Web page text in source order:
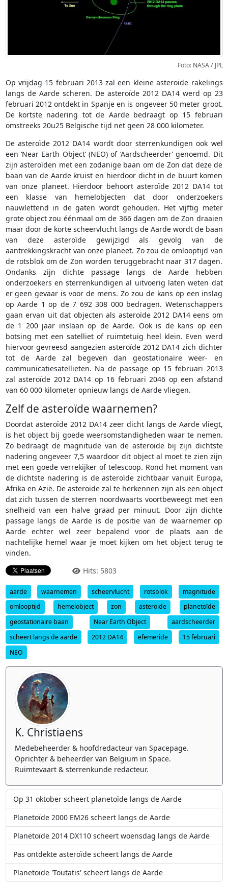
Foto: NASA / JPL
Op vrijdag 15 februari 2013 zal een kleine asteroïde rakelings
langs de Aarde scheren. De asteroïde 2012 DA14 werd op 23
februari 2012 ontdekt in Spanje en is ongeveer 50 meter groot.
De kortste nadering tot de Aarde bedraagt op 15 februari
omstreeks 20u25 Belgische tijd net geen 28 000 kilometer.
De asteroïde 2012 DA14 wordt door sterrenkundigen ook wel
een ‘Near Earth Object’ (NEO) of ‘Aardscheerder’ genoemd. Dit
zijn asteroïden met een zodanige baan om de Zon dat deze de
baan van de Aarde kruist en hierdoor dicht in de buurt komen
van onze planeet. Hierdoor behoort asteroïde 2012 DA14 tot
een klasse van hemelobjecten dat door onderzoekers
nauwlettend in de gaten wordt gehouden. Het vijftig meter
grote object zou éénmaal om de 366 dagen om de Zon draaien
maar door de korte scheervlucht langs de Aarde wordt de baan
van deze asteroïde gewijzigd als gevolg van de
aantrekkingskracht van onze planeet. Zo zou de omlooptijd van
de rotsblok om de Zon worden teruggebracht naar 317 dagen.
Ondanks zijn dichte passage langs de Aarde hebben
onderzoekers en sterrenkundigen al uitvoerig laten weten dat
er geen gevaar is voor de mens. Zo zou de kans op een inslag
op Aarde 1 op de 7 692 308 000 bedragen. Wetenschappers
gaan ervan uit dat objecten als asteroïde 2012 DA14 eens om
de 1 200 jaar inslaan op de Aarde. Ook is de kans op een
botsing met een satelliet of ruimtetuig heel klein. Even werd
hiervoor gevreesd aangezien asteroïde 2012 DA14 zich dichter
tot de Aarde zal begeven dan geostationaire weer- en
communicatiesatellieten. Na de passage op 15 februari 2013
zal asteroïde 2012 DA14 op 16 februari 2046 op een afstand
van 60 000 kilometer opnieuw langs de Aarde vliegen.
Zelf de asteroïde waarnemen?
Doordat asteroïde 2012 DA14 zeer dicht langs de Aarde vliegt,
is het object bij goede weersomstandigheden waar te nemen.
Zo bedraagt de magnitude van de asteroïde bij zijn dichtste
nadering ongeveer 7,5 waardoor dit object al moet te zien zijn
met een goede verrekijker of telescoop. Rond het moment van
de dichtste nadering is de asteroïde zichtbaar vanuit Europa,
Afrika en Azië. De asteroïde zal te herkennen zijn als een object
dat zich tussen de sterren noordwaarts voortbeweegt met een
snelheid van een halve graad per minuut. Door zijn dichte
passage langs de Aarde is de positie van de waarnemer op
Aarde echter wel zeer bepalend voor de plaats aan de
nachtelijke hemel waar je moet kijken om het object terug te
vinden.
Hits: 5803
aarde waarnemen scheervlucht rotsblok
magnitude
omlooptijd
hemelobject zon asteroide
planetoïde
geostationaire baan
Near Earth Object
aardscheerder
scheert langs de aarde
2012 DA14 efemeride
15 februari
NEO
K. Christiaens
Medebeheerder & hoofdredacteur van Spacepage.
Oprichter & beheerder van Belgium in Space.
Ruimtevaart & sterrenkunde redacteur.
Op 31 oktober scheert planetoïde langs de Aarde
Planetoïde 2000 EM26 scheert langs de Aarde
Planetoïde 2014 DX110 scheert woensdag langs de Aarde
Pas ontdekte asteroïde scheert langs de Aarde
Planetoïde 'Toutatis' scheert langs de Aarde